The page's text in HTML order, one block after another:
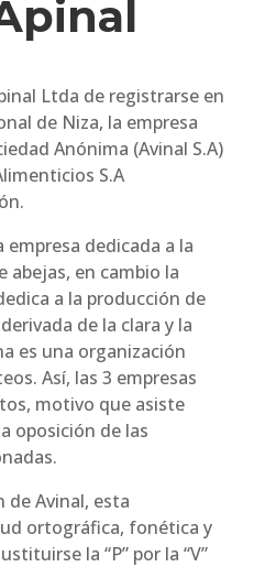
Ltda de registrarse en
de Niza, la empresa
Anónima (Avinal S.A)
S.A
dedicada a la
abejas, en cambio la
a la producción de
de la clara y la
es una organización
Así, las 3 empresas
motivo que asiste
oposición de las
de Avinal, esta
ortográfica, fonética y
la “P” por la “V”